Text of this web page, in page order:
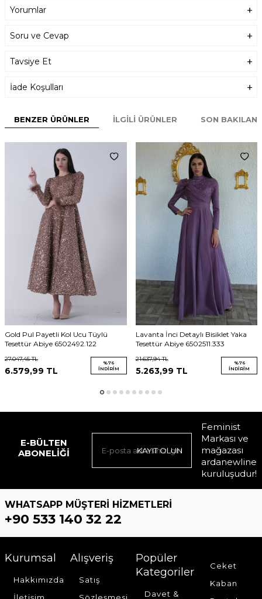
Yorumlar
Soru ve Cevap
Tavsiye Et
İade Koşulları
BENZER ÜRÜNLER İLGILI ÜRÜNLER SON
Gold Pul Payetli Kol Ucu Tüylü
Tesettür Abiye 6502492.122
27.047,45TL
6.579,99 TL
%76
İNDIRIM
Lavanta İnci Detaylı Bisiklet Yaka
Tesettür Abiye 6502511.333
21.637,94TL
5.263,99 TL
%76
İNDIRIM
E-BÜLTEN
ABONELIĞI
KAYIT OLUN
Feminist
Markası ve
mağazası
ardanewline
kuruluşudur!
WHATSAPP MÜŞTERI HIZMETLERI
+90 533 140 32 22
Kurumsal
Hakkımızda
Alışveriş
Satış
Popüler
Kategoriler
Davet &
Ceket
Kaban